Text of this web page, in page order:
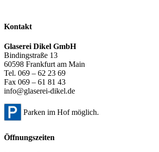
Kontakt
Glaserei Dikel GmbH
Bindingstraße 13
60598 Frankfurt am Main
Tel. 069 – 62 23 69
Fax 069 – 61 81 43
info@glaserei-dikel.de
Parken im Hof möglich.
Öffnungszeiten